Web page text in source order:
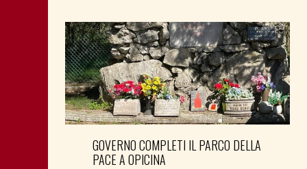
GOVERNO COMPLETI IL PARCO DELLA
PACE A OPICINA